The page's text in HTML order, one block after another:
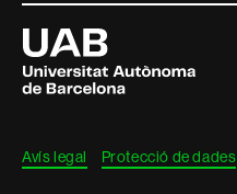
Universitat
Autònoma
de
Barcelona
Avís legal Protecció de dades